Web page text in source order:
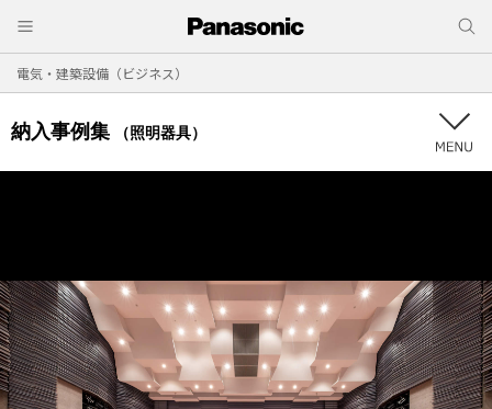
電気・建築設備（ビジネス）
納入事例集 （照明器具）